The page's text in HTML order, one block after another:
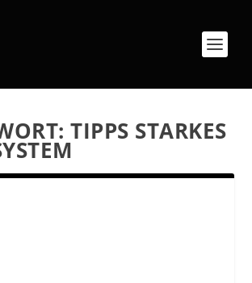
TIPPS STARKES